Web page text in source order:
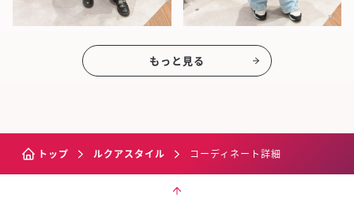
もっと見る
トップ ルクアスタイル コーディネート詳細